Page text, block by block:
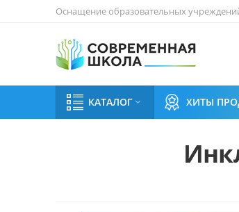
Оснащение образовательных
КАТАЛОГ  ХИТЫ